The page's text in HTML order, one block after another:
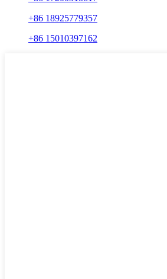
+86 18925779357
+86 15010397162